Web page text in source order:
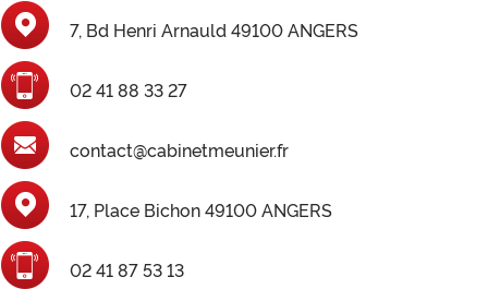
7, Bd Henri Arnauld 49100 ANGERS
02 41 88 33 27
contact@cabinetmeunier.fr
17, Place Bichon 49100 ANGERS
02 41 87 53 13